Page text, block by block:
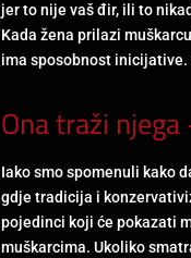
jer to nije vaš đir, ili to
Kada žena prilazi
ima sposobnost
Ona traži
Iako smo spomenuli kako
gdje tradicija i
pojedinci koji će pokazati
muškarcima. Ukoliko